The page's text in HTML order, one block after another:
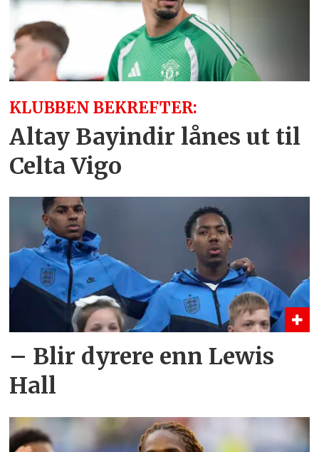
KLUBBEN BEKREFTER:
Altay Bayindir lånes ut til
Celta Vigo
– Blir dyrere enn Lewis
Hall